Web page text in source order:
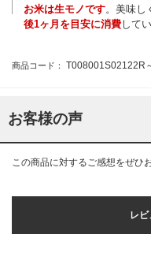
お米は生モノです。美味し
後1ヶ月を目安に消費して
商品コード： T008001S02122R
お客様の声
この商品に対するご感想をぜひ
レ